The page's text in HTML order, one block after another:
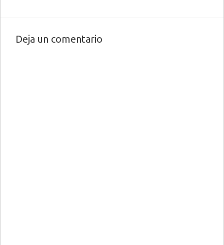
Deja un comentario